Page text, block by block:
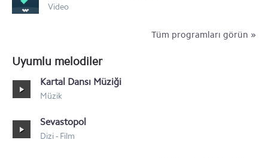
Video
Tüm programları görün »
Uyumlu melodiler
Kartal Dansı Müziği
Müzik
Sevastopol
Dizi - Film